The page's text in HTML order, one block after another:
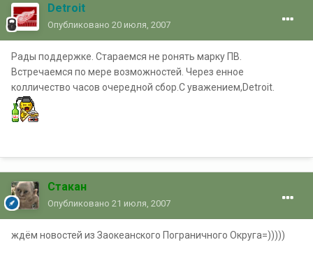
Detroit
Опубликовано 20 июля, 2007
Рады поддержке. Стараемся не ронять марку ПВ.
Встречаемся по мере возможностей. Через енное
колличество часов очередной сбор.С уважением,Detroit.
Стакан
Опубликовано 21 июля, 2007
ждём новостей из Заокеанского Пограничного Округа=)))))